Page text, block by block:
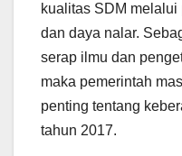
kualitas SDM
dan daya nalar.
serap ilmu dan
maka pemerintah
penting tentang
tahun 2017.